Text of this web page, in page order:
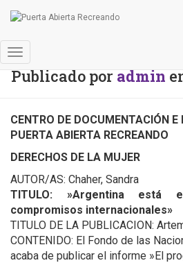
Cambiar
modo
Publicado poradmin
CENTRO DE DOCUMENTACIÓN E
PUERTA ABIERTA RECREANDO
DERECHOS DE LA MUJER
AUTOR/AS: Chaher, Sandra
TITULO: »Argentina
compromisos internacionales»
TITULO DE LA PUBLICACION:
CONTENIDO: El Fondo de las
acaba de publicar el informe »El